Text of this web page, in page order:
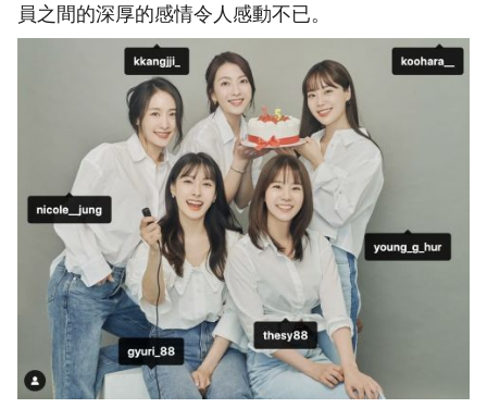
員之間的深厚的感情令人感動不已。